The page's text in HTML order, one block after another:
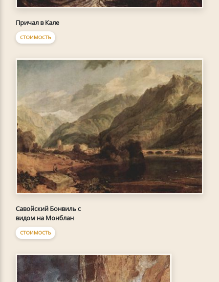
Причал в Кале
СТОИМОСТЬ
Савойский Бонвиль с
видом на Монблан
СТОИМОСТЬ